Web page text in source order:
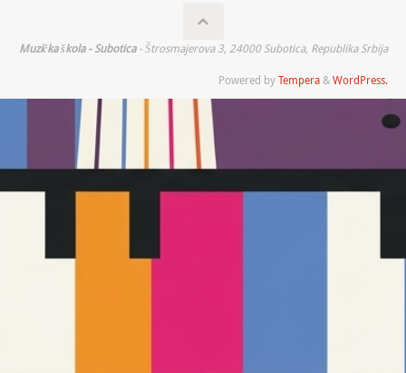
Muzička škola - Subotica- Štrosmajerova 3, 24000 Subotica, Republika Srbija
Powered byTempera&WordPress.